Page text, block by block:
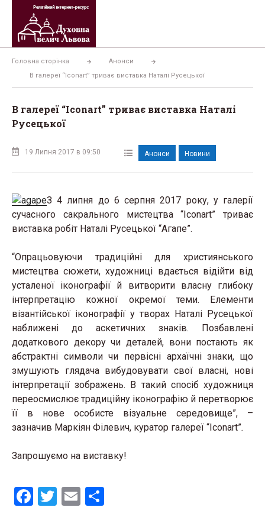
Перейти
вмісту
Головна сторінка
Анонси
В галереї “Iconart” триває виставка Наталі Русецької
В галереї “Iconart” триває виставка Наталі
Русецької
19 Липня 2017 в 09:50 Анонси Новини
З 4 липня до 6 серпня 2017 року, у галерії
сучасного сакрального мистецтва “Iconart” триває
виставка робіт Наталі Русецької “Агапе”.
“Опрацьовуючи традиційні для християнського
мистецтва сюжети, художниці вдається відійти від
усталеної іконографії й витворити власну глибоку
інтерпретацію кожної окремої теми. Елементи
візантійської іконографії у творах Наталі Русецької
наближені до аскетичних знаків. Позбавлені
додаткового декору чи деталей, вони постають як
абстрактні символи чи первісні архаїчні знаки, що
змушують глядача вибудовувати свої власні, нові
інтерпретації зображень. В такий спосіб художниця
переосмислює традиційну іконографію й перетворює
її в нове особисте візуальне середовище”, –
зазначив Маркіян Філевич, куратор галереї “Iconart”.
Запрошуємо на виставку!
F
T
E